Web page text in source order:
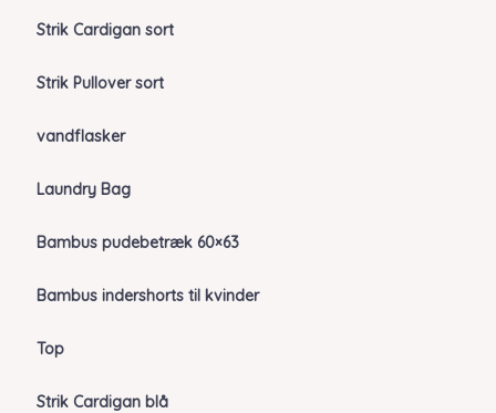
Strik Cardigan sort
Strik Pullover sort
vandflasker
Laundry Bag
Bambus pudebetræk 60×63
Bambus indershorts til kvinder
Top
Strik Cardigan blå